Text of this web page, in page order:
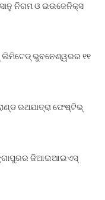
ନିଗମ ଓ ଇଉଜେନିକ୍ସ
ଲିମିଟେଡ୍ ଭୁବନେଶ୍ୱରର ୧୧
ରଥଯାତ୍ରା ଫେଷ୍ଟିଭ୍
ଜିଆଇଆଇଏସ୍